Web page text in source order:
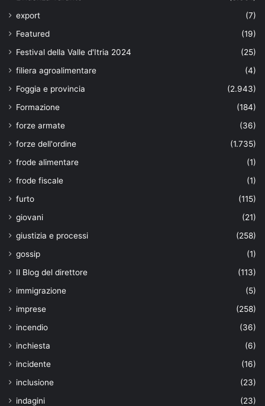
export
(7)
Featured
(19)
Festival della Valle d'Itria 2024
(25)
filiera agroalimentare
(4)
Foggia e provincia
(2.943)
Formazione
(184)
forze armate
(36)
forze dell'ordine
(1.735)
frode alimentare
(1)
frode fiscale
(1)
furto
(115)
giovani
(21)
giustizia e processi
(258)
gossip
(1)
Il Blog del direttore
(113)
immigrazione
(5)
imprese
(258)
incendio
(36)
inchiesta
(6)
incidente
(16)
inclusione
(23)
indagini
(23)